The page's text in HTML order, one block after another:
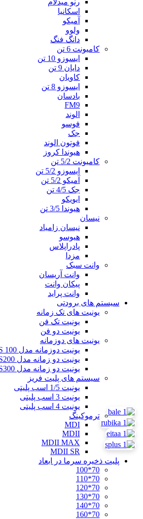
رنو میدلام
اسکانیا
آمیکو
ولوو
دانگ فنگ
کامیونت 6 تن
ایسوزو 10 تن
دایان 9 تن
کاویان
ایسوزو 8 تن
بادسان
FM9
الوند
فوسو
جک
فوتون الوند
هیوندا کروز
کامیونت 5/2 تن
ایسوزو 5/2 تن
آمیکو 5/2 تن
جک 4/5 تن
ایویکو
هیوندا 3/5 تن
نیسان
نیسان زامیاد
هیوسو
پادراپلاس
مزدا
وانت سبک
وانت آریسان
پیکان وانت
وانت پراید
سیستم های برودتی
یونیت های تک زمانه
یونیت تک فن
یونیت دو فن
یونیت های دوزمانه
یونیت دوزمانه مدل TOS 100
یونیت دو زمانه مدل TOS200
یونیت دو زمانه مدل TOS300
سیستم های پلیت فریز
یونیت 1/5 اسب پلیتی
یونیت 3 اسب پلیتی
یونیت 4 اسب پلیتی
ترموکینگ
MDI
MDII
MDII MAX
MDII SR
پلیت ذخیره سرما در ابعاد
70*100
70*110
70*120
70*130
70*140
70*160